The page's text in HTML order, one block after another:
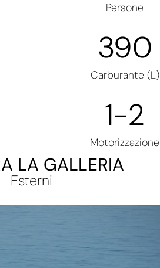
Persone
Carburante (L)
390
Motorizzazione
1-2
LA GALLERIA
Esterni